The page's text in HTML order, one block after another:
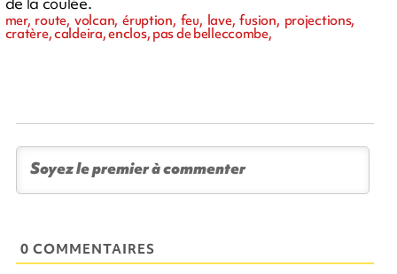
mer, route, volcan, éruption, feu, lave, fusion, projections,
cratère, caldeira, enclos, pas de belleccombe,
0 COMMENTAIRES